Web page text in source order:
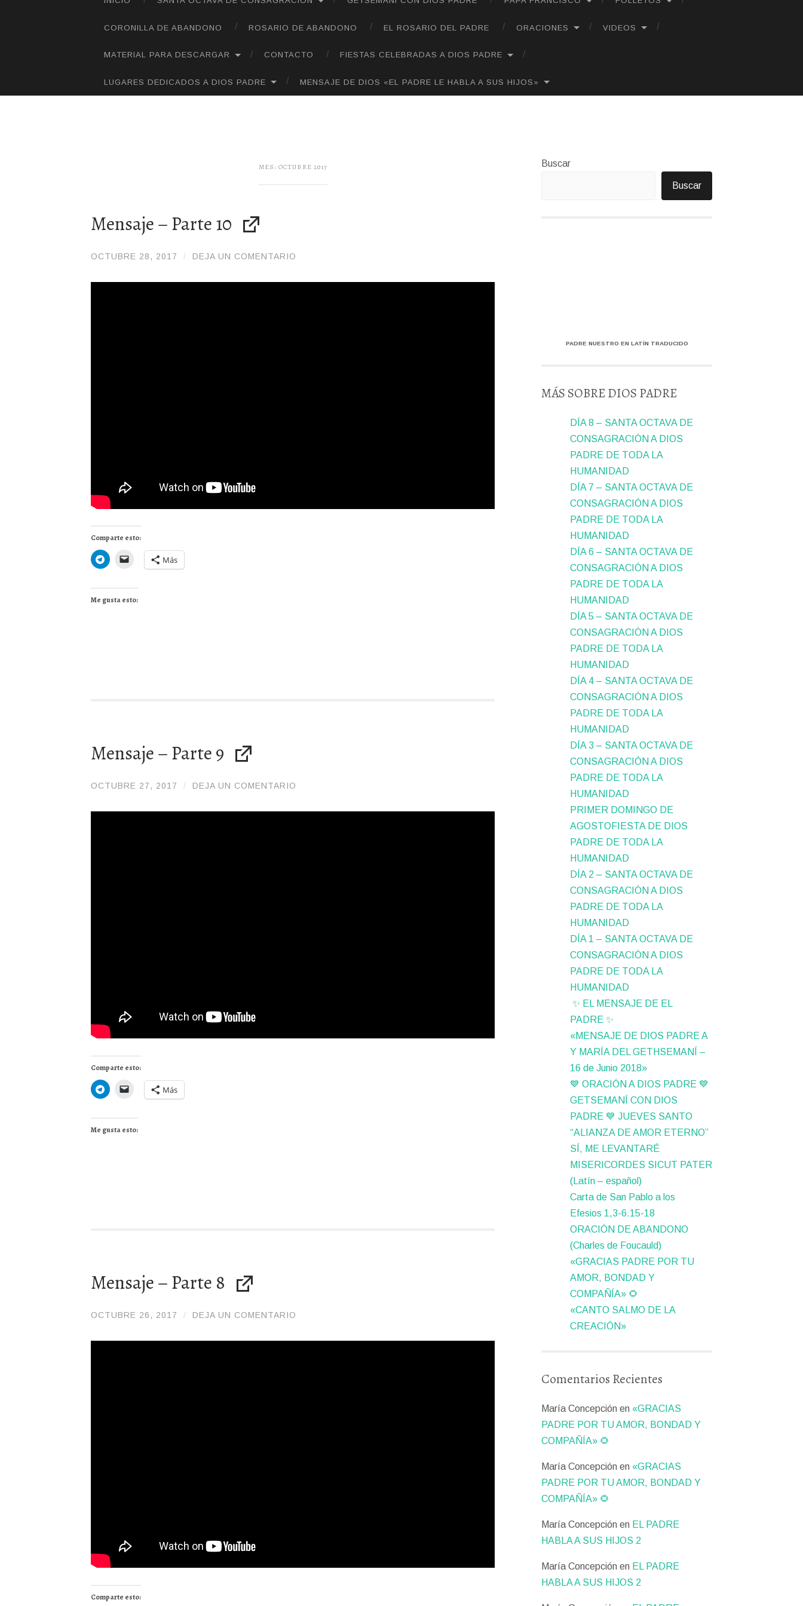
CORONILLA DE ABANDONO ROSARIO DE ABANDONO EL ROSARIO DEL PADRE ORACIONES VIDEOS
MATERIAL PARA DESCARGAR CONTACTO FIESTAS CELEBRADAS A DIOS PADRE
LUGARES DEDICADOS A DIOS PADRE MENSAJE DE DIOS «EL PADRE LE HABLA A SUS HIJOS»
MES: OCTUBRE 2017
Mensaje – Parte 10
OCTUBRE 28, 2017 / DEJA UN COMENTARIO
Comparte esto:
Más
Me gusta esto:
Mensaje – Parte 9
OCTUBRE 27, 2017 / DEJA UN COMENTARIO
Comparte esto:
Más
Me gusta esto:
Mensaje – Parte 8
OCTUBRE 26, 2017 / DEJA UN COMENTARIO
Comparte esto:
Buscar
Buscar
PADRE NUESTRO EN LATÍN TRADUCIDO
MÁS SOBRE DIOS PADRE
DÍA 8 – SANTA OCTAVA DE
CONSAGRACIÓN A DIOS
PADRE DE TODA LA
HUMANIDAD
DÍA 7 – SANTA OCTAVA DE
CONSAGRACIÓN A DIOS
PADRE DE TODA LA
HUMANIDAD
DÍA 6 – SANTA OCTAVA DE
CONSAGRACIÓN A DIOS
PADRE DE TODA LA
HUMANIDAD
DÍA 5 – SANTA OCTAVA DE
CONSAGRACIÓN A DIOS
PADRE DE TODA LA
HUMANIDAD
DÍA 4 – SANTA OCTAVA DE
CONSAGRACIÓN A DIOS
PADRE DE TODA LA
HUMANIDAD
DÍA 3 – SANTA OCTAVA DE
CONSAGRACIÓN A DIOS
PADRE DE TODA LA
HUMANIDAD
PRIMER DOMINGO DE
AGOSTOFIESTA DE DIOS
PADRE DE TODA LA
HUMANIDAD
DÍA 2 – SANTA OCTAVA DE
CONSAGRACIÓN A DIOS
PADRE DE TODA LA
HUMANIDAD
DÍA 1 – SANTA OCTAVA DE
CONSAGRACIÓN A DIOS
PADRE DE TODA LA
HUMANIDAD
✨ EL MENSAJE DE EL
PADRE ✨
«MENSAJE DE DIOS PADRE A
Y MARÍA DEL GETHSEMANÍ –
16 de Junio 2018»
💙 ORACIÓN A DIOS PADRE 💙
GETSEMANÍ CON DIOS
PADRE 💙 JUEVES SANTO
“ALIANZA DE AMOR ETERNO”
SÍ, ME LEVANTARÉ
MISERICORDES SICUT PATER
(Latín – español)
Carta de San Pablo a los
Efesios 1,3-6.15-18
ORACIÓN DE ABANDONO
(Charles de Foucauld)
«GRACIAS PADRE POR TU
AMOR, BONDAD Y
COMPAÑÍA» 🌻
«CANTO SALMO DE LA
CREACIÓN»
Comentarios Recientes
María Concepción en «GRACIAS
PADRE POR TU AMOR, BONDAD Y
COMPAÑÍA» 🌻
María Concepción en «GRACIAS
PADRE POR TU AMOR, BONDAD Y
COMPAÑÍA» 🌻
María Concepción en EL PADRE
HABLA A SUS HIJOS 2
María Concepción en EL PADRE
HABLA A SUS HIJOS 2